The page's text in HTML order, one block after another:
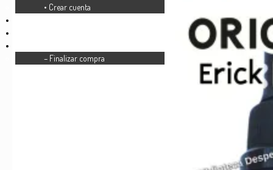
• Crear cuenta
– Finalizar compra